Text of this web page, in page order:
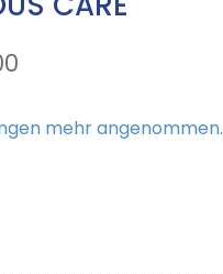
mehr angenommen.